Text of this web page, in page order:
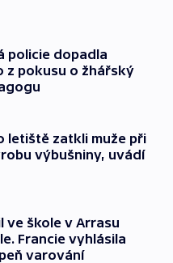
policie dopadla
z pokusu o žhářský
letiště zatkli muže při
výbušniny, uvádí
ve škole v Arrasu
Francie vyhlásila
varování